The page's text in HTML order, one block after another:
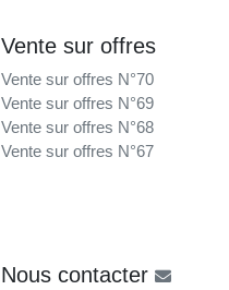
Vente sur offres
Vente sur offres N°70
Vente sur offres N°69
Vente sur offres N°68
Vente sur offres N°67
Nous contacter